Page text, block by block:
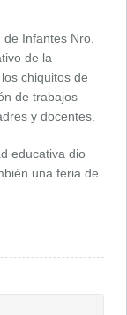
Infantes Nro.
de la
chiquitos de
de trabajos
y docentes.
educativa dio
una feria de